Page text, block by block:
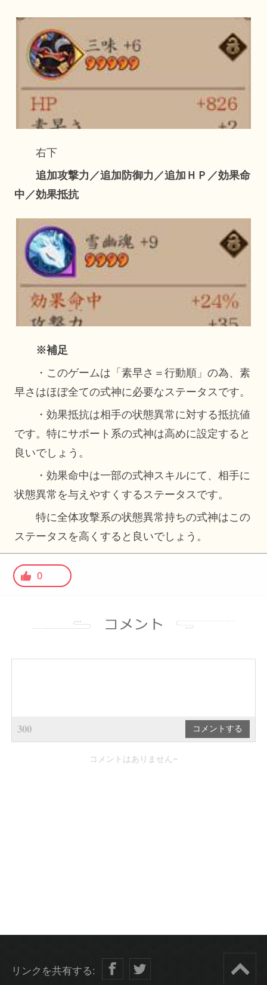
右下
追加攻撃力／追加防御力／追加ＨＰ／効果命
中／効果抵抗
※補足
・このゲームは「素早さ＝行動順」の為、素
早さはほぼ全ての式神に必要なステータスです。
・効果抵抗は相手の状態異常に対する抵抗値
です。特にサポート系の式神は高めに設定すると
良いでしょう。
・効果命中は一部の式神スキルにて、相手に
状態異常を与えやすくするステータスです。
特に全体攻撃系の状態異常持ちの式神はこの
ステータスを高くすると良いでしょう。
0
コメントはありません~
300
リンクを共有する: